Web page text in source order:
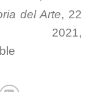
del Arte, 22